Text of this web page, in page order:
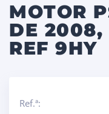
MOTOR
DE 2008,
REF 9HY
Ref.ª: